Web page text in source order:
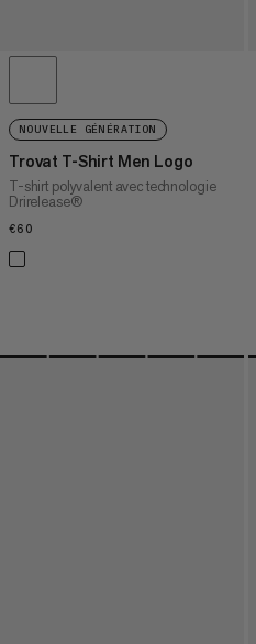
NOUVELLE GÉNÉRATION
Trovat T-Shirt Men Logo
T-shirt polyvalent avec technologie
Drirelease®
€60